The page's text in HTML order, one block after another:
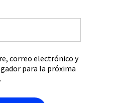
correo electrónico y
para la próxima